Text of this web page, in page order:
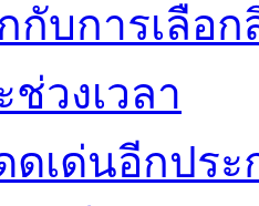
กับการเลือ
วงเวลา
เด่นอีกประ